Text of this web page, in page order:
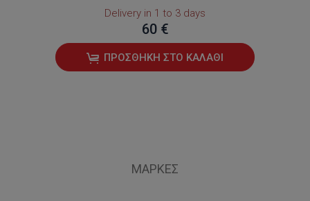
Delivery in 1 to 3 days
60 €
ΠΡΟΣΘΉΚΗ ΣΤΟ ΚΑΛΆΘΙ
ΜΆΡΚΕΣ